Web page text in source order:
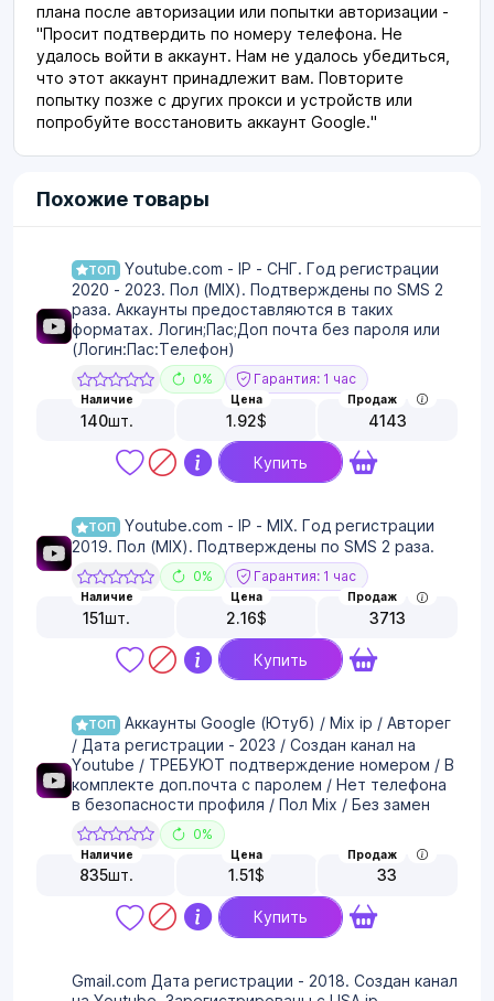
плана после авторизации или попытки авторизации -
"Просит подтвердить по номеру телефона. Не
удалось войти в аккаунт. Нам не удалось убедиться,
что этот аккаунт принадлежит вам. Повторите
попытку позже с других прокси и устройств или
попробуйте восстановить аккаунт Google."
Похожие товары
ТОП
Youtube.com - IP - СНГ. Год регистрации
2020 - 2023. Пол (MIX). Подтверждены по SMS 2
раза. Аккаунты предоставляются в таких
форматах. Логин;Пас;Доп почта без пароля или
(Логин:Пас:Телефон)
0% Гарантия: 1 час
Наличие
140шт.
Цена
1.92$
Продаж
4143
Купить
ТОП
Youtube.com - IP - MIX. Год регистрации
2019. Пол (MIX). Подтверждены по SMS 2 раза.
0% Гарантия: 1 час
Наличие
151шт.
Цена
2.16$
Продаж
3713
Купить
ТОП
Аккаунты Google (Ютуб) / Mix ip / Авторег
/ Дата регистрации - 2023 / Создан канал на
Youtube / ТРЕБУЮТ подтверждение номером / В
комплекте доп.почта с паролем / Нет телефона
в безопасности профиля / Пол Mix / Без замен
0%
Наличие
835шт.
Цена
1.51$
Продаж
33
Купить
Gmail.com Дата регистрации - 2018. Создан канал